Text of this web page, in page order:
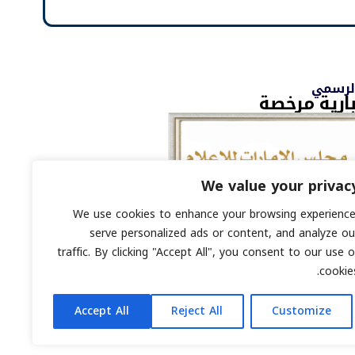
We value your
We use cookies to enhance your browsing
serve personalized ads or content, and analyze
traffic. By clicking "Accept All", you consent to our use
Customize
Reject All
Accept All
مرخصة
: 8793134
محفوظة لمنصة السابعة © 2026.